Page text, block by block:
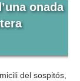
onada
del sospitós,